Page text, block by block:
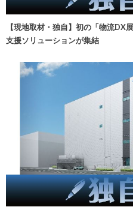
【現地取材・独自】初の「物流DX
支援ソリューションが集結